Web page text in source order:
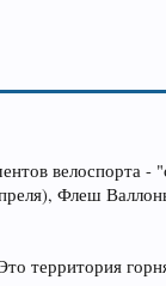
велоспорта
Флеш
территория